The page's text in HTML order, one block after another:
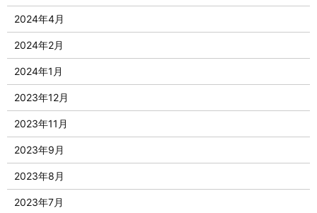
2024年4月
2024年2月
2024年1月
2023年12月
2023年11月
2023年9月
2023年8月
2023年7月